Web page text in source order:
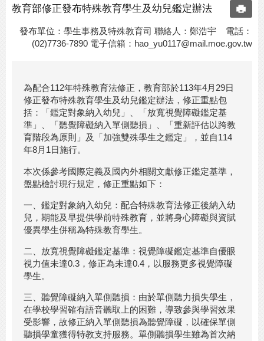
教育部修正發布特殊教育學生及幼兒鑑定辦法
發布單位：學生事務及特殊教育司 聯絡人：鄭浩宇 電話：
(02)7736-7890 電子信箱： hao_yu0117@mail.moe.gov.tw
為配合112年特殊教育法修正，教育部於113年4月29日
修正發布特殊教育學生及幼兒鑑定辦法，修正重點包
括：「鑑定對象納入幼兒」、「放寬視覺障礙鑑定基
準」、「聽覺障礙納入單側聽損」、「重新評估以跨教
育階段為原則」及「加強雙殊學生之鑑定」，並自114
年8月1日施行。
本次係參考國際定義及國內外相關文獻修正鑑定基準，
盤點檢討現行規定，修正重點如下：
一、鑑定對象納入幼兒：配合特殊教育法修正後納入幼
兒，期能及早提供學前特殊教育，並將身心障礙與資賦
優異學生併稱為特殊教育學生。
二、放寬視覺障礙鑑定基準：視覺障礙鑑定基準自優眼
視力值未達0.3，修正為未達0.4，以服務更多視覺障礙
學生。
三、聽覺障礙納入單側聽損：由於單側聽力損失學生，
在學校學習確有語音聽取上的困難，導致參與學習效果
受影響，故修正納入單側聽損為聽覺障礙，以確保單側
聽損學童獲得特教支持服務。單側聽損學生雖為首次納